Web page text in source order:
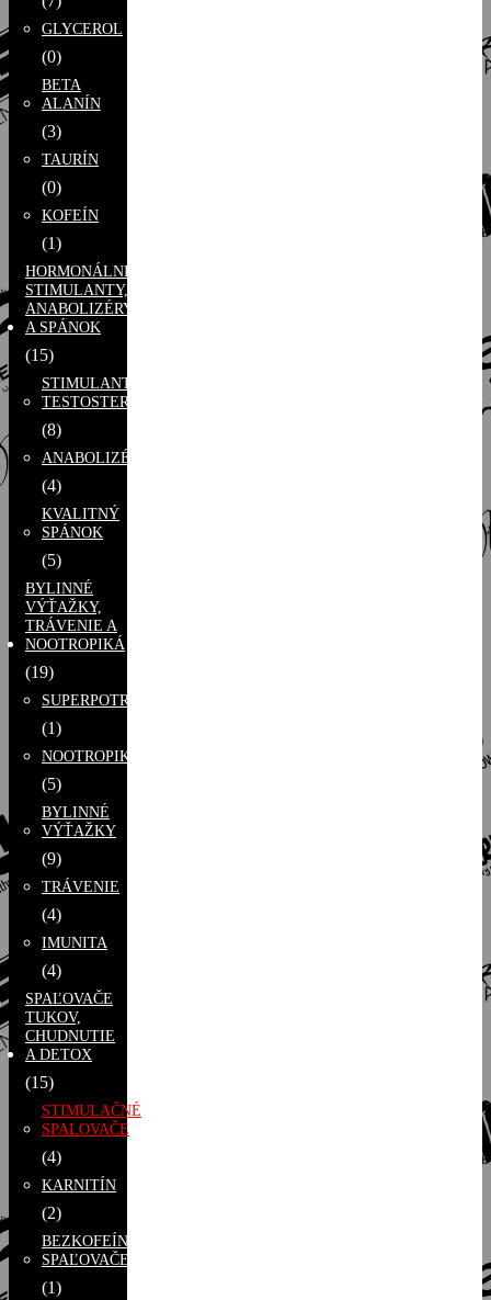
GLYCEROL
(0)
BETA
ALANÍN
(3)
TAURÍN
(0)
KOFEÍN
(1)
HORMONÁLNE
STIMULANTY,
ANABOLIZÉRY
A SPÁNOK
(15)
STIMULANTY
TESTOSTERÓNU
(8)
ANABOLIZÉRY
(4)
KVALITNÝ
SPÁNOK
(5)
BYLINNÉ
VÝŤAŽKY,
TRÁVENIE A
NOOTROPIKÁ
(19)
SUPERPOTRAVINY
(1)
NOOTROPIKÁ
(5)
BYLINNÉ
VÝŤAŽKY
(9)
TRÁVENIE
(4)
IMUNITA
(4)
SPAĽOVAČE
TUKOV,
CHUDNUTIE
A DETOX
(15)
STIMULAČNÉ
SPALOVAČE
(4)
KARNITÍN
(2)
BEZKOFEÍNOVÉ
SPAĽOVAČE
(1)